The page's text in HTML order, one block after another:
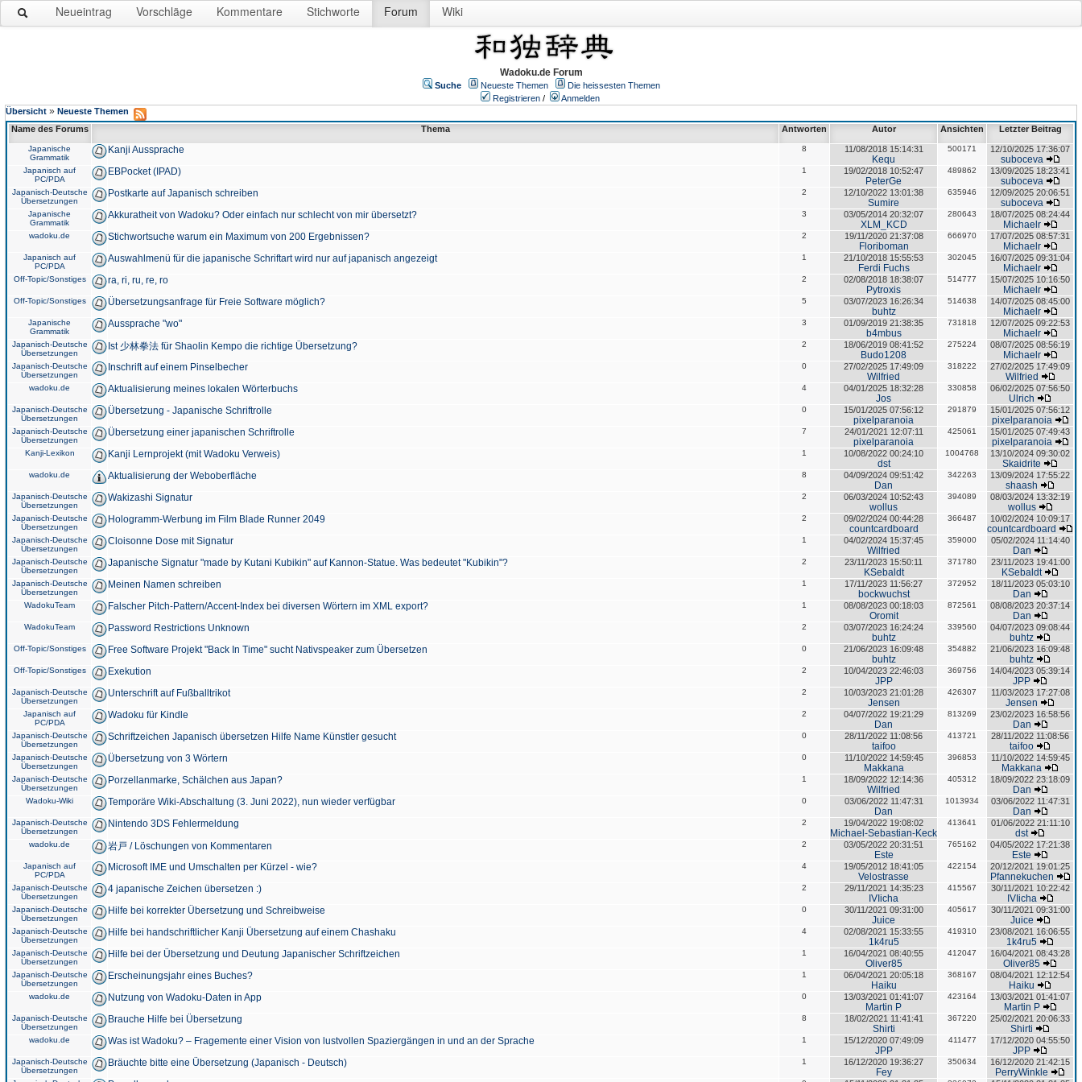
Neueintrag Vorschläge Kommentare Stichworte Forum Wiki
Wadoku.de Forum
Suche Neueste Themen
Die heissesten Themen
Registrieren /
Anmelden
Übersicht » Neueste Themen
Name des Forums
Thema Antworten Autor Ansichten Letzter Beitrag
Japanische
Grammatik
Kanji Aussprache 8 11/08/2018 15:14:31
Kequ
500171 12/10/2025 17:36:07
suboceva
Japanisch auf
PC/PDA
EBPocket (IPAD) 1 19/02/2018 10:52:47
PeterGe
489862 13/09/2025 18:23:41
suboceva
Japanisch-Deutsche
Übersetzungen
Postkarte auf Japanisch schreiben 2 12/10/2022 13:01:38
Sumire
635946 12/09/2025 20:06:51
suboceva
Japanische
Grammatik
Akkuratheit von Wadoku? Oder einfach nur schlecht von mir übersetzt? 3 03/05/2014 20:32:07
XLM_KCD
280643 18/07/2025 08:24:44
Michaelr
wadoku.de Stichwortsuche warum ein Maximum von 200 Ergebnissen? 2 19/11/2020 21:37:08
Floriboman
666970 17/07/2025 08:57:31
Michaelr
Japanisch auf
PC/PDA
Auswahlmenü für die japanische Schriftart wird nur auf japanisch angezeigt 1 21/10/2018 15:55:53
Ferdi Fuchs
302045 16/07/2025 09:31:04
Michaelr
Off-Topic/Sonstiges ra, ri, ru, re, ro 2 02/08/2018 18:38:07
Pytroxis
514777 15/07/2025 10:16:50
Michaelr
Off-Topic/Sonstiges Übersetzungsanfrage für Freie Software möglich? 5 03/07/2023 16:26:34
buhtz
514638 14/07/2025 08:45:00
Michaelr
Japanische
Grammatik
Aussprache "wo" 3 01/09/2019 21:38:35
b4mbus
731818 12/07/2025 09:22:53
Michaelr
Japanisch-Deutsche
Übersetzungen
Ist 少林拳法 für Shaolin Kempo die richtige Übersetzung? 2 18/06/2019 08:41:52
Budo1208
275224 08/07/2025 08:56:19
Michaelr
Japanisch-Deutsche
Übersetzungen
Inschrift auf einem Pinselbecher 0 27/02/2025 17:49:09
Wilfried
318222 27/02/2025 17:49:09
Wilfried
wadoku.de Aktualisierung meines lokalen Wörterbuchs 4 04/01/2025 18:32:28
Jos
330858 06/02/2025 07:56:50
Ulrich
Japanisch-Deutsche
Übersetzungen
Übersetzung - Japanische Schriftrolle 0 15/01/2025 07:56:12
pixelparanoia
291879 15/01/2025 07:56:12
pixelparanoia
Japanisch-Deutsche
Übersetzungen
Übersetzung einer japanischen Schriftrolle 7 24/01/2021 12:07:11
pixelparanoia
425061 15/01/2025 07:49:43
pixelparanoia
Kanji-Lexikon Kanji Lernprojekt (mit Wadoku Verweis) 1 10/08/2022 00:24:10
dst
1004768 13/10/2024 09:30:02
Skaidrite
wadoku.de Aktualisierung der Weboberfläche 8 04/09/2024 09:51:42
Dan
342263 13/09/2024 17:55:22
shaash
Japanisch-Deutsche
Übersetzungen
Wakizashi Signatur 2 06/03/2024 10:52:43
wollus
394089 08/03/2024 13:32:19
wollus
Japanisch-Deutsche
Übersetzungen
Hologramm-Werbung im Film Blade Runner 2049 2 09/02/2024 00:44:28
countcardboard
366487 10/02/2024 10:09:17
countcardboard
Japanisch-Deutsche
Übersetzungen
Cloisonne Dose mit Signatur 1 04/02/2024 15:37:45
Wilfried
359000 05/02/2024 11:14:40
Dan
Japanisch-Deutsche
Übersetzungen
Japanische Signatur "made by Kutani Kubikin" auf Kannon-Statue. Was bedeutet "Kubikin"? 2 23/11/2023 15:50:11
KSebaldt
371780 23/11/2023 19:41:00
KSebaldt
Japanisch-Deutsche
Übersetzungen
Meinen Namen schreiben 1 17/11/2023 11:56:27
bockwuchst
372952 18/11/2023 05:03:10
Dan
WadokuTeam Falscher Pitch-Pattern/Accent-Index bei diversen Wörtern im XML export? 1 08/08/2023 00:18:03
Oromit
872561 08/08/2023 20:37:14
Dan
WadokuTeam Password Restrictions Unknown 2 03/07/2023 16:24:24
buhtz
339560 04/07/2023 09:08:44
buhtz
Off-Topic/Sonstiges Free Software Projekt "Back In Time" sucht Nativspeaker zum Übersetzen 0 21/06/2023 16:09:48
buhtz
354882 21/06/2023 16:09:48
buhtz
Off-Topic/Sonstiges Exekution 2 10/04/2023 22:46:03
JPP
369756 14/04/2023 05:39:14
JPP
Japanisch-Deutsche
Übersetzungen
Unterschrift auf Fußballtrikot 2 10/03/2023 21:01:28
Jensen
426307 11/03/2023 17:27:08
Jensen
Japanisch auf
PC/PDA
Wadoku für Kindle 2 04/07/2022 19:21:29
Dan
813269 23/02/2023 16:58:56
Dan
Japanisch-Deutsche
Übersetzungen
Schriftzeichen Japanisch übersetzen Hilfe Name Künstler gesucht 0 28/11/2022 11:08:56
taifoo
413721 28/11/2022 11:08:56
taifoo
Japanisch-Deutsche
Übersetzungen
Übersetzung von 3 Wörtern 0 11/10/2022 14:59:45
Makkana
396853 11/10/2022 14:59:45
Makkana
Japanisch-Deutsche
Übersetzungen
Porzellanmarke, Schälchen aus Japan? 1 18/09/2022 12:14:36
Wilfried
405312 18/09/2022 23:18:09
Dan
Wadoku-Wiki Temporäre Wiki-Abschaltung (3. Juni 2022), nun wieder verfügbar 0 03/06/2022 11:47:31
Dan
1013934 03/06/2022 11:47:31
Dan
Japanisch-Deutsche
Übersetzungen
Nintendo 3DS Fehlermeldung 2 19/04/2022 19:08:02
Michael-Sebastian-Keck
413641 01/06/2022 21:11:10
dst
wadoku.de 岩戸 / Löschungen von Kommentaren 2 03/05/2022 20:31:51
Este
765162 04/05/2022 17:21:38
Este
Japanisch auf
PC/PDA
Microsoft IME und Umschalten per Kürzel - wie? 4 19/05/2012 18:41:05
Velostrasse
422154 20/12/2021 19:01:25
Pfannekuchen
Japanisch-Deutsche
Übersetzungen
4 japanische Zeichen übersetzen :) 2 29/11/2021 14:35:23
IVIicha
415567 30/11/2021 10:22:42
IVIicha
Japanisch-Deutsche
Übersetzungen
Hilfe bei korrekter Übersetzung und Schreibweise 0 30/11/2021 09:31:00
Juice
405617 30/11/2021 09:31:00
Juice
Japanisch-Deutsche
Übersetzungen
Hilfe bei handschriftlicher Kanji Übersetzung auf einem Chashaku 4 02/08/2021 15:33:55
1k4ru5
419310 23/08/2021 16:06:55
1k4ru5
Japanisch-Deutsche
Übersetzungen
Hilfe bei der Übersetzung und Deutung Japanischer Schriftzeichen 1 16/04/2021 08:40:55
Oliver85
412047 16/04/2021 08:43:28
Oliver85
Japanisch-Deutsche
Übersetzungen
Erscheinungsjahr eines Buches? 1 06/04/2021 20:05:18
Haiku
368167 08/04/2021 12:12:54
Haiku
wadoku.de Nutzung von Wadoku-Daten in App 0 13/03/2021 01:41:07
Martin P
423164 13/03/2021 01:41:07
Martin P
Japanisch-Deutsche
Übersetzungen
Brauche Hilfe bei Übersetzung 8 18/02/2021 11:41:41
Shirti
367220 25/02/2021 20:06:33
Shirti
wadoku.de Was ist Wadoku? – Fragemente einer Vision von lustvollen Spaziergängen in und an der Sprache 1 15/12/2020 07:49:09
JPP
411477 17/12/2020 04:55:50
JPP
Japanisch-Deutsche
Übersetzungen
Bräuchte bitte eine Übersetzung (Japanisch - Deutsch) 1 16/12/2020 19:36:27
Fey
350634 16/12/2020 21:42:15
PerryWinkle